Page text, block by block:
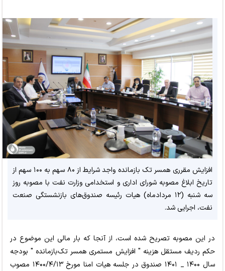
افزایش مقرری همسر تک بازمانده واجد شرایط از ۸۰ سهم به ۱۰۰ سهم از
تاریخ ابلاغ مصوبه شورای اداری و استخدامی وزارت نفت با مصوبه روز
سه شنبه (۱۲ مردادماه) هیات رئیسه صندوق‎‌های بازنشستگی صنعت
نفت، اجرایی شد.
در این مصوبه تصریح شده است، از آنجا که بار مالی این موضوع در
حکم ردیف مستقل هزینه " افزایش مستمری همسر تک‌بازمانده " بودجه
سال ۱۴۰۰ _ ۱۴۰۱ صندوق در جلسه هیات امنا مورخ ۱۴۰۰/۴/۱۳ مصوب